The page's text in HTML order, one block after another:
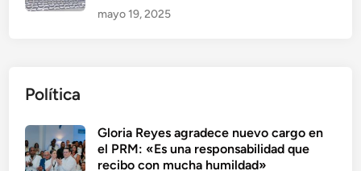
mayo 19, 2025
Política
Gloria Reyes agradece nuevo cargo en
el PRM: «Es una responsabilidad que
recibo con mucha humildad»